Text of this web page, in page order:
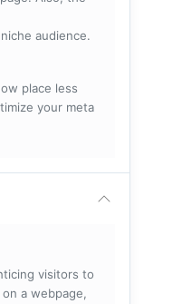
audience.
place less
your meta
visitors to
a webpage,